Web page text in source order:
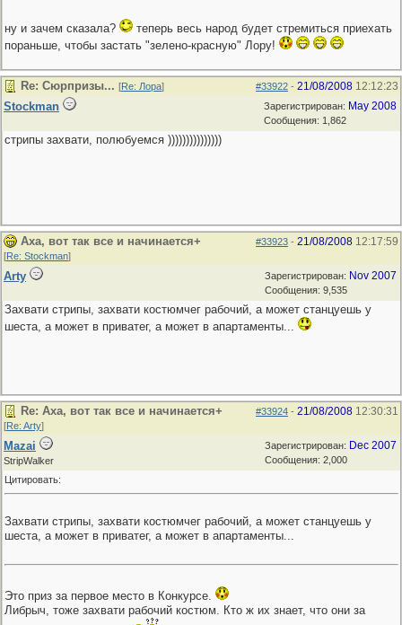
ну и зачем сказала?
теперь весь народ будет стремиться приехать
пораньше, чтобы застать "зелено-красную" Лору!
#33922 - 21/08/2008 12:12:23
Re: Сюрпризы... [Re: Лора]
Зарегистрирован: May 2008
Сообщения: 1,862
Stockman
стрипы захвати, полюбуемся )))))))))))))))
#33923 - 21/08/2008 12:17:59
Аха, вот так все и начинается+
[Re: Stockman]
Зарегистрирован: Nov 2007
Сообщения: 9,535
Arty
Захвати стрипы, захвати костюмчег рабочий, а может станцуешь у
шеста, а может в приватег, а может в апартаменты...
#33924 - 21/08/2008 12:30:31
Re: Аха, вот так все и начинается+
[Re: Arty]
Зарегистрирован: Dec 2007
Сообщения: 2,000
Mazai
StripWalker
Цитировать:
Захвати стрипы, захвати костюмчег рабочий, а может станцуешь у
шеста, а может в приватег, а может в апартаменты...
Это приз за первое место в Конкурсе.
Либрыч, тоже захвати рабочий костюм. Кто ж их знает, что они за